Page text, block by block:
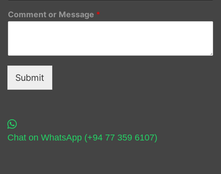
Comment or Message *
Submit
Chat on WhatsApp (+94 77 359 6107)